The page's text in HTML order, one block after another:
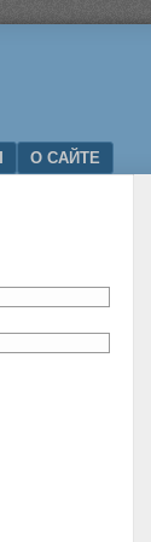
О САЙТЕ